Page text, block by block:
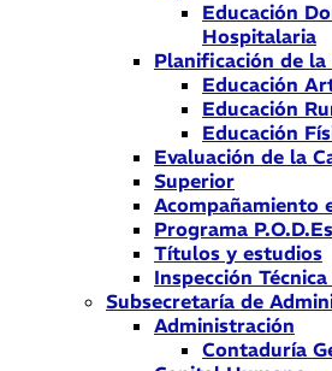
Educación
Hospitalaria
Planificación de
Educación
Educación
Educación
Evaluación de la
Superior
Acompañamiento
Programa P.O.D.Es
Títulos y estudios
Inspección
Subsecretaría de
Administración
Contaduría